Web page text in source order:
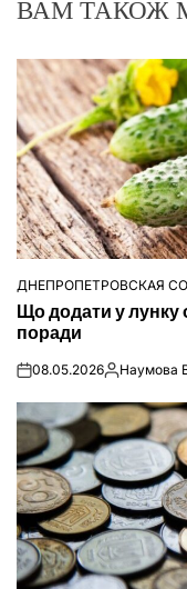
ВАМ ТАКОЖ
ОПУБЛІКУВАТИ
У
ДНЕПРОПЕТРОВСКАЯ
Що додати у лунку
поради
on08.05.2026 Наумова